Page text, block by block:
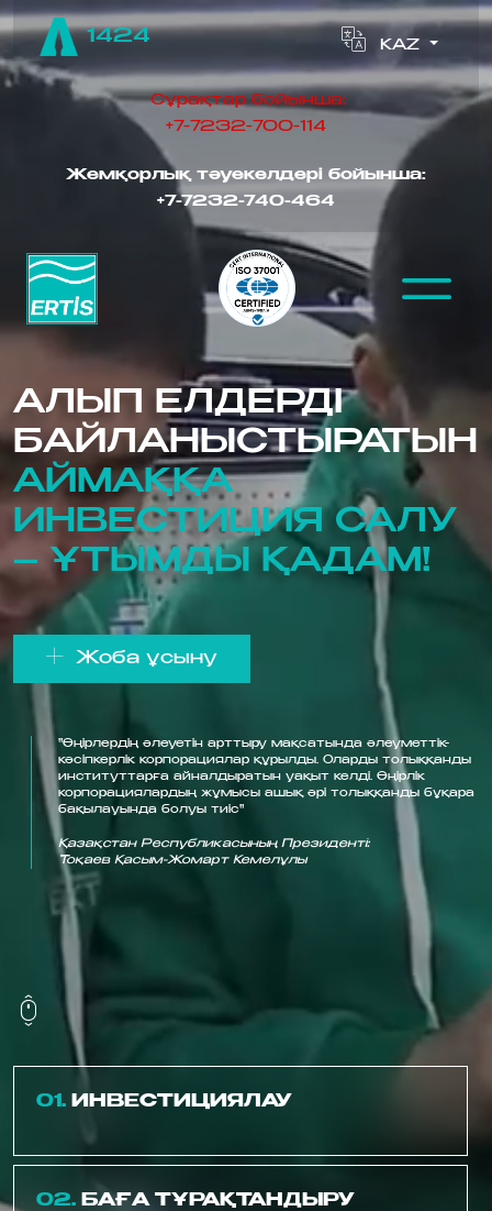
1424 KAZ
Сұрақтар бойынша:
+7-7232-700-114
Жемқорлық тәуекелдері бойынша:‪
+7-7232-740-464
АЛЫП ЕЛДЕРДІ
БАЙЛАНЫСТЫРАТЫН
АЙМАҚҚА
ИНВЕСТИЦИЯ САЛУ
– ҰТЫМДЫ ҚАДАМ!
Жоба ұсыну
"Өңірлердің әлеуетін арттыру мақсатында әлеуметтік-
кәсіпкерлік корпорациялар құрылды. Оларды толыққанды
институттарға айналдыратын уақыт келді. Өңірлік
корпорациялардың жұмысы ашық әрі толыққанды бұқара
бақылауында болуы тиіс"
Қазақстан Республикасының Президенті:
Тоқаев Қасым-Жомарт Кемелұлы
01. ИНВЕСТИЦИЯЛАУ
02. БАҒА ТҰРАҚТАНДЫРУ